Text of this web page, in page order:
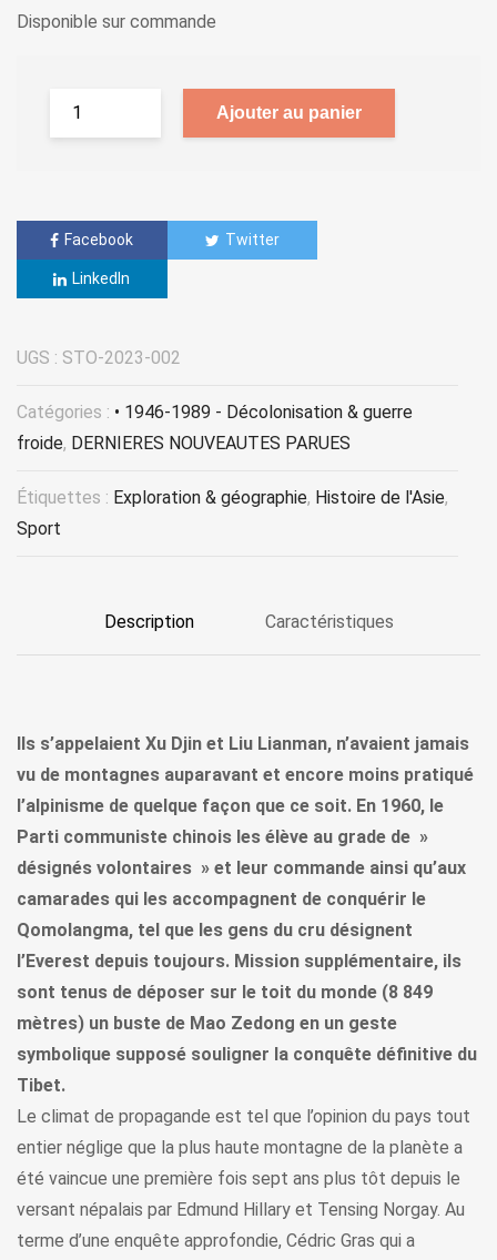
Disponible sur commande
Ajouter au panier
Facebook Twitter
LinkedIn
UGS : STO-2023-002
Catégories : • 1946-1989 - Décolonisation & guerre
froide, DERNIERES NOUVEAUTES PARUES
Étiquettes : Exploration & géographie, Histoire de l'Asie,
Sport
Description Caractéristiques
Ils s’appelaient Xu Djin et Liu Lianman, n’avaient jamais
vu de montagnes auparavant et encore moins pratiqué
l’alpinisme de quelque façon que ce soit. En 1960, le
Parti communiste chinois les élève au grade de »
désignés volontaires » et leur commande ainsi qu’aux
camarades qui les accompagnent de conquérir le
Qomolangma, tel que les gens du cru désignent
l’Everest depuis toujours. Mission supplémentaire, ils
sont tenus de déposer sur le toit du monde (8 849
mètres) un buste de Mao Zedong en un geste
symbolique supposé souligner la conquête définitive du
Tibet.
Le climat de propagande est tel que l’opinion du pays tout
entier néglige que la plus haute montagne de la planète a
été vaincue une première fois sept ans plus tôt depuis le
versant népalais par Edmund Hillary et Tensing Norgay. Au
terme d’une enquête approfondie, Cédric Gras qui a